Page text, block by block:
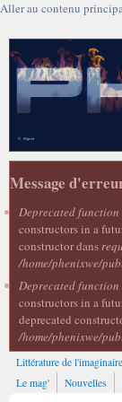
Aller au contenu
Message
Deprecated function
constructors in a
constructor dans
/home/phenixwe/
Deprecated function
constructors in a
deprecated
/home/phenixwe/
Littérature de l'imaginaire
Le mag'
Nouvelles